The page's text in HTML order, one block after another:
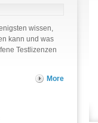
wissen,
kann und was
Testlizenzen
More